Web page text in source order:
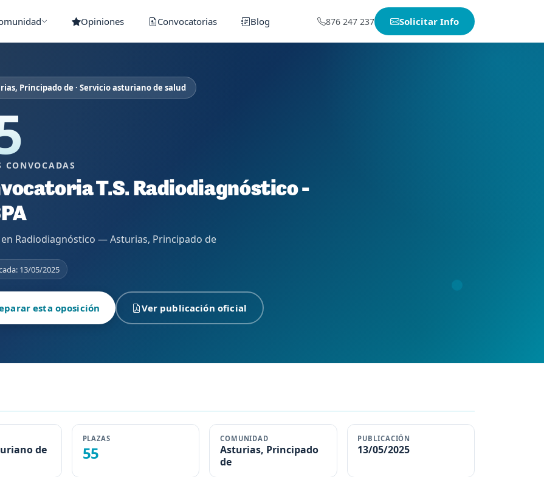
Opiniones Convocatorias Blog 876 247 237 Solicitar Info
Principado de · Servicio asturiano de salud
CONVOCADAS
T.S. Radiodiagnóstico -
en Radiodiagnóstico — Asturias, Principado de
13/05/2025
esta oposición Ver publicación oficial
de
PLAZAS
55
COMUNIDAD
Asturias, Principado
de
PUBLICACIÓN
13/05/2025